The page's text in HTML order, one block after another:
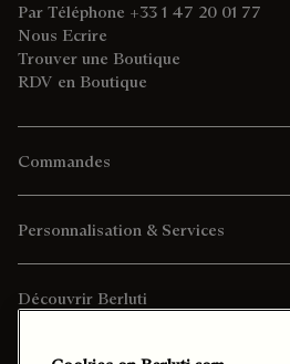
Par Téléphone +33 1 47 20 01 77
Nous Ecrire
Trouver une Boutique
RDV en Boutique
Commandes
Personnalisation & Services
Découvrir Berluti